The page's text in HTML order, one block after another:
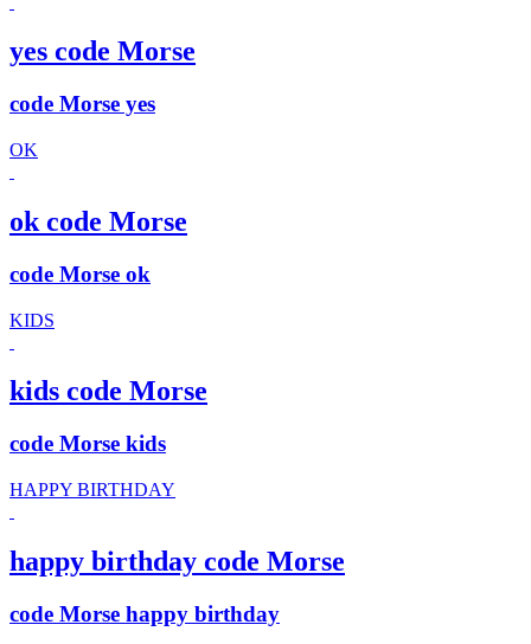
yes code Morse
code Morse yes
OK
ok code Morse
code Morse ok
KIDS
kids code Morse
code Morse kids
HAPPY BIRTHDAY
happy birthday code Morse
code Morse happy birthday